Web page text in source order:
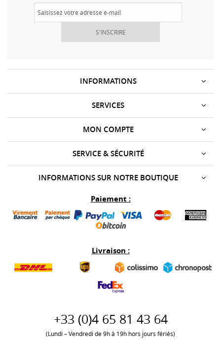
S'INSCRIRE
INFORMATIONS
SERVICES
SERVICE & SÉCURITÉ
MON COMPTE
INFORMATIONS SUR NOTRE BOUTIQUE
Paiement :
Livraison :
+33 (0)4 65 81 43 64
(Lundi – Vendredi de 9h à 19h hors jours fériés)